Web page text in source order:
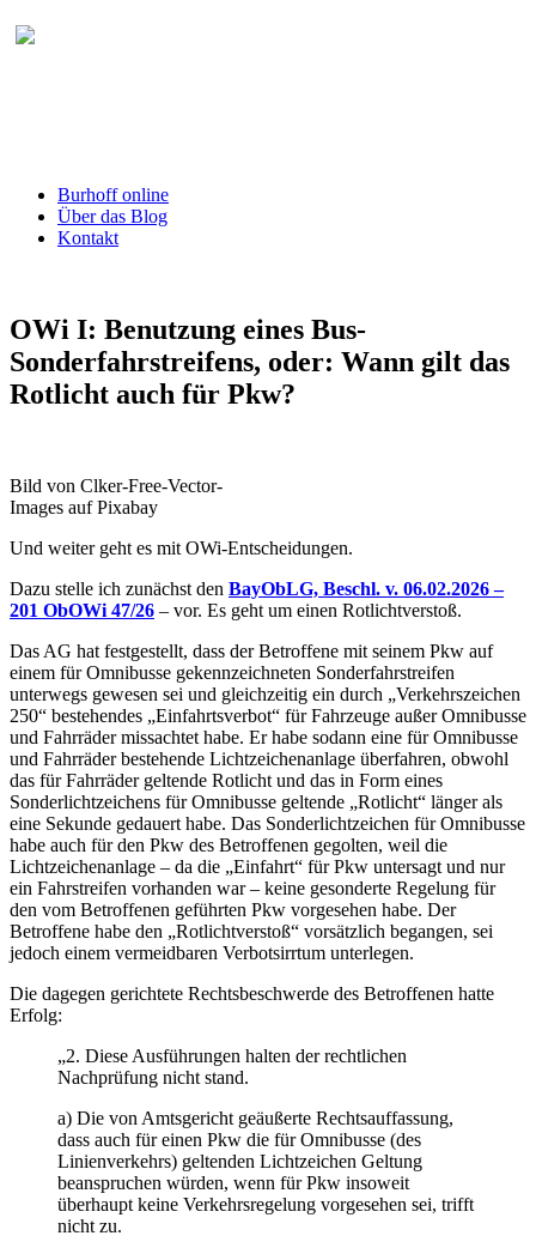
Burhoff online
Über das Blog
Kontakt
OWi I: Benutzung eines Bus-
Sonderfahrstreifens, oder: Wann gilt das
Rotlicht auch für Pkw?
Bild von Clker-Free-Vector-
Images auf Pixabay
Und weiter geht es mit OWi-Entscheidungen.
Dazu stelle ich zunächst den BayObLG, Beschl. v. 06.02.2026 –
201 ObOWi 47/26 – vor. Es geht um einen Rotlichtverstoß.
Das AG hat festgestellt, dass der Betroffene mit seinem Pkw auf
einem für Omnibusse gekennzeichneten Sonderfahrstreifen
unterwegs gewesen sei und gleichzeitig ein durch „Verkehrszeichen
250“ bestehendes „Einfahrtsverbot“ für Fahrzeuge außer Omnibusse
und Fahrräder missachtet habe. Er habe sodann eine für Omnibusse
und Fahrräder bestehende Lichtzeichenanlage überfahren, obwohl
das für Fahrräder geltende Rotlicht und das in Form eines
Sonderlichtzeichens für Omnibusse geltende „Rotlicht“ länger als
eine Sekunde gedauert habe. Das Sonderlichtzeichen für Omnibusse
habe auch für den Pkw des Betroffenen gegolten, weil die
Lichtzeichenanlage – da die „Einfahrt“ für Pkw untersagt und nur
ein Fahrstreifen vorhanden war – keine gesonderte Regelung für
den vom Betroffenen geführten Pkw vorgesehen habe. Der
Betroffene habe den „Rotlichtverstoß“ vorsätzlich begangen, sei
jedoch einem vermeidbaren Verbotsirrtum unterlegen.
Die dagegen gerichtete Rechtsbeschwerde des Betroffenen hatte
Erfolg:
„2. Diese Ausführungen halten der rechtlichen
Nachprüfung nicht stand.
a) Die von Amtsgericht geäußerte Rechtsauffassung,
dass auch für einen Pkw die für Omnibusse (des
Linienverkehrs) geltenden Lichtzeichen Geltung
beanspruchen würden, wenn für Pkw insoweit
überhaupt keine Verkehrsregelung vorgesehen sei, trifft
nicht zu.